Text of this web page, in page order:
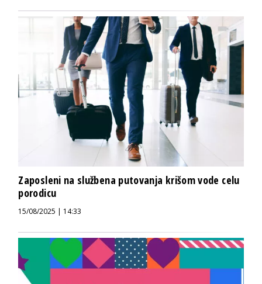
Zaposleni na službena putovanja krišom vode celu
porodicu
15/08/2025 | 14:33